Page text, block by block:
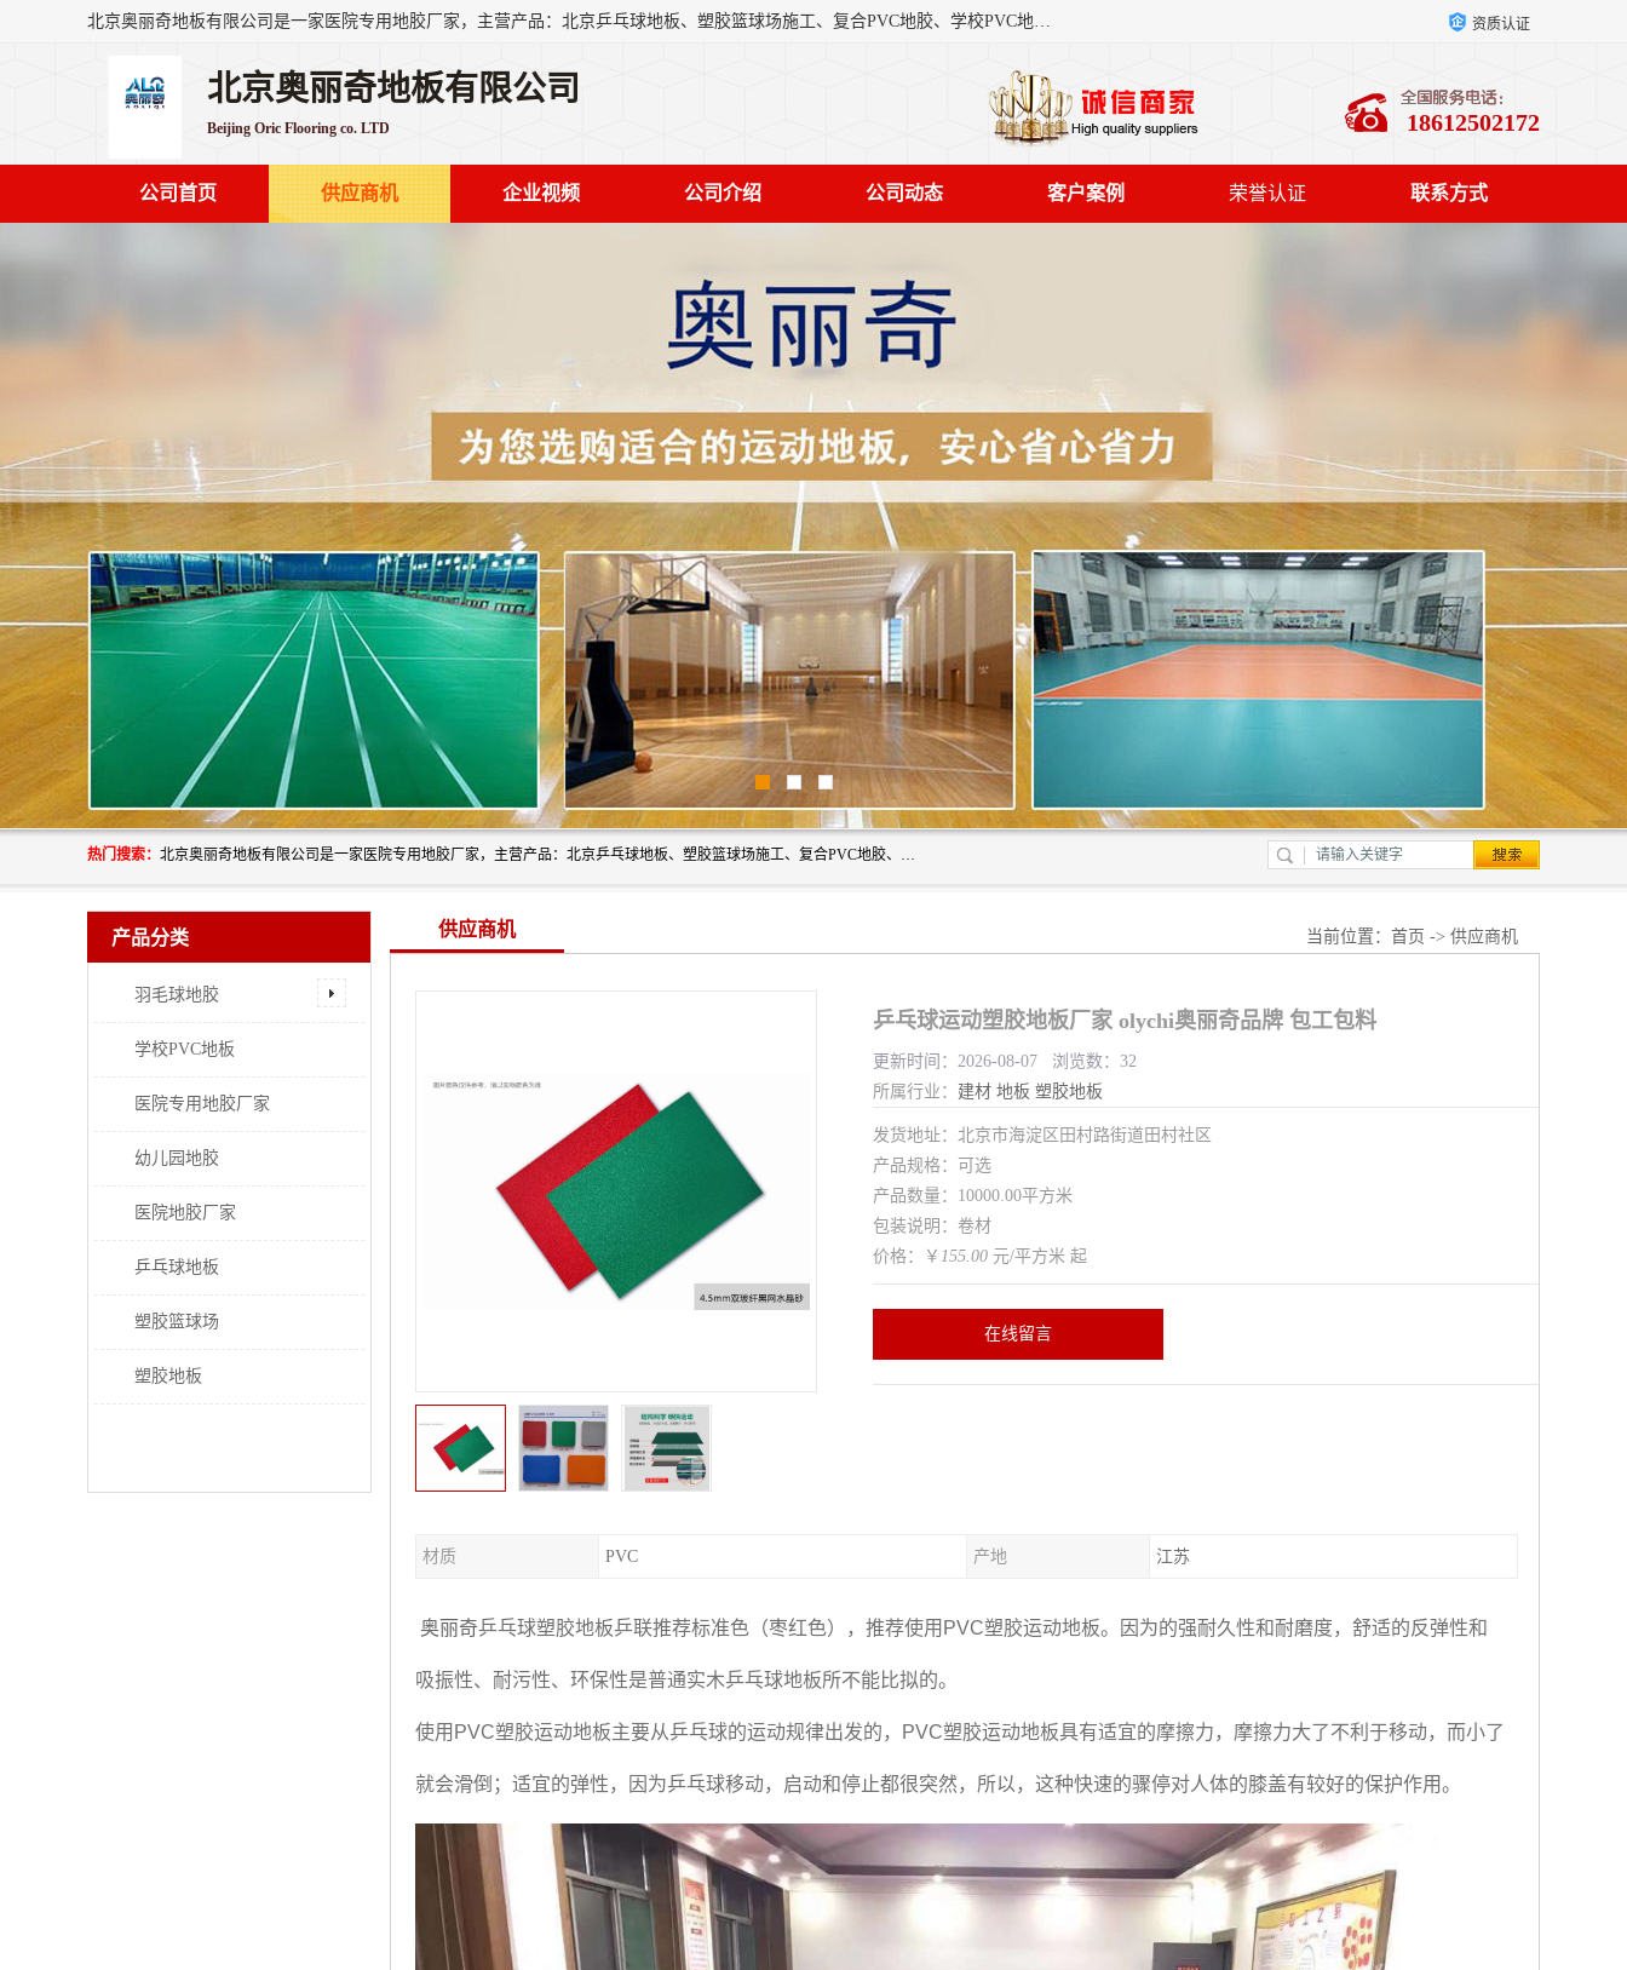
北京奥丽奇地板有限公司是一家医院专用地胶厂家，主营产品：北京乒乓球地板、塑胶篮球场施工、复合PVC地胶、学校PVC地板、幼儿园地胶等，奥丽奇是一家销售为一体PVC地板，塑胶地板为主的销售企业，公司所生产的PVC塑胶地板产品主要用于办公楼、医院、 机场、学校、幼儿园、商场、交通工具、宾馆、车站等公共场所。 资质认证
北京奥丽奇地板有限公司
Beijing Oric Flooring co. LTD 18612502172
公司首页 供应商机 企业视频 公司介绍 公司动态 客户案例 荣誉认证 联系方式
热门搜索： 北京奥丽奇地板有限公司是一家医院专用地胶厂家，主营产品：北京乒乓球地板、塑胶篮球场施工、复合PVC地胶、学校PVC地板、幼儿园地胶等，奥丽奇是一家销售为一体PVC地板，塑胶地板为主的销售企业，公司所生产的PVC塑胶地板产品主要用于办公楼、医院、 机场、学校、幼儿园、商场、交通工具、宾馆、车站等公共场所。
产品分类
羽毛球地胶
学校PVC地板
医院专用地胶厂家
幼儿园地胶
医院地胶厂家
乒乓球地板
塑胶篮球场
塑胶地板
供应商机 当前位置： 首页 -> 供应商机
乒乓球运动塑胶地板厂家 olychi奥丽奇品牌 包工包料
更新时间：2026-08-07 浏览数：32
所属行业： 建材 地板 塑胶地板
发货地址：北京市海淀区田村路街道田村社区
产品规格：可选
产品数量：10000.00平方米
包装说明：卷材
价格：￥ 155.00 元/平方米 起
在线留言
材质 PVC 产地 江苏
奥丽奇乒乓球塑胶地板乒联推荐标准色（枣红色），推荐使用 PVC塑胶运动地板。因为的强耐久性和耐磨度，舒适的反弹性和
吸振性、耐污性、环保性是普通实木乒乓球地板所不能比拟的。
使用 PVC塑胶运动地板主要从乒乓球的运动规律出发的， PVC塑胶运动地板具有适宜的摩擦力，摩擦力大了不利于移动，而小了
就会滑倒；适宜的弹性，因为乒乓球移动，启动和停止都很突然，所以，这种快速的骤停对人体的膝盖有较好的保护作用。